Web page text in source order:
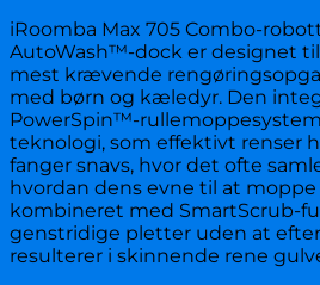
iRoomba Max 705 Combo-
AutoWash™-dock er designet
mest krævende
med børn og kæledyr. Den
PowerSpin™-
teknologi, som effektivt renser
fanger snavs, hvor det ofte
hvordan dens evne til at
kombineret med SmartScrub-
genstridige pletter uden at
resulterer i skinnende rene